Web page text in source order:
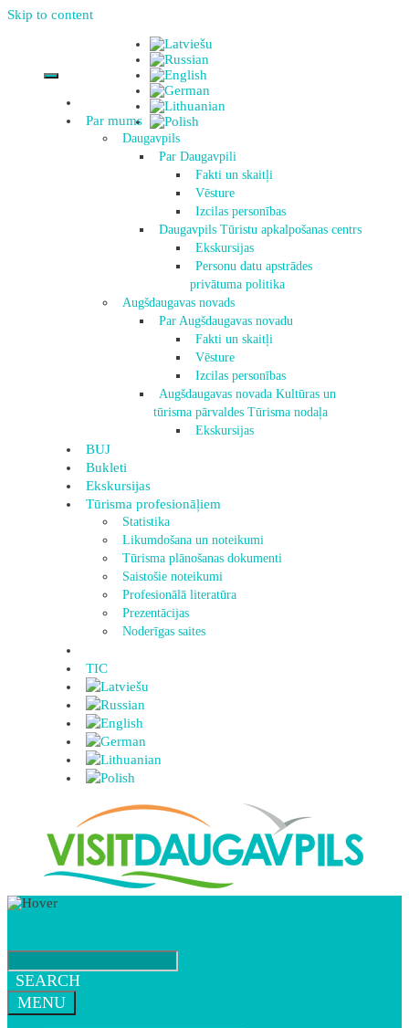
Skip to content
Par mums
Daugavpils
Par Daugavpili
Fakti un skaitļi
Vēsture
Izcilas personības
Daugavpils Tūristu apkalpošanas centrs
Ekskursijas
Personu datu apstrādes
privātuma politika
Augšdaugavas novads
Par Augšdaugavas novadu
Fakti un skaitļi
Vēsture
Izcilas personības
Augšdaugavas novada Kultūras un
tūrisma pārvaldes Tūrisma nodaļa
Ekskursijas
BUJ
Bukleti
Ekskursijas
Tūrisma profesionāļiem
Statistika
Likumdošana un noteikumi
Tūrisma plānošanas dokumenti
Saistošie noteikumi
Profesionālā literatūra
Prezentācijas
Noderīgas saites
TIC
SEARCH
MENU